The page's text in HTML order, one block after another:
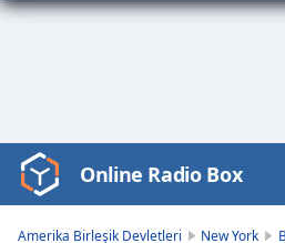
Video
Player
Online Radio Box
Amerika Birleşik Devletleri New York